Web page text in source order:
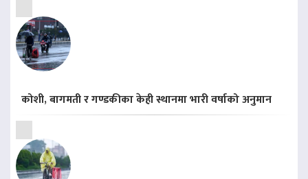
कोशी, बागमती र गण्डकीका केही स्थानमा भारी वर्षाको अनुमान